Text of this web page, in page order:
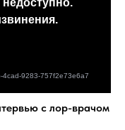
с лор-врачом